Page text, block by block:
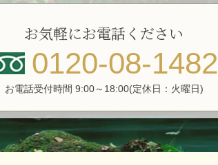
お気軽にお電話ください
0120-08-1482
お電話受付時間 9:00～18:00(定休日：火曜日)